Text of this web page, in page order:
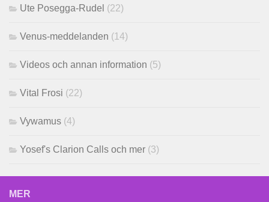
Ute Posegga-Rudel (22)
Venus-meddelanden (14)
Videos och annan information (5)
Vital Frosi (22)
Vywamus (4)
Yosef's Clarion Calls och mer (3)
MER